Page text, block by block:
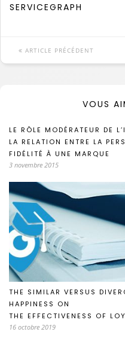
SERVICEGRAPH
ARTICLE PRÉCÉDENT
VOUS
LE RÔLE MODÉRATEUR DE
LA RELATION ENTRE LA
FIDÉLITÉ À UNE MARQUE
3 novembre 2015
THE SIMILAR VERSUS
HAPPINESS ON
THE EFFECTIVENESS OF
16 octobre 2019